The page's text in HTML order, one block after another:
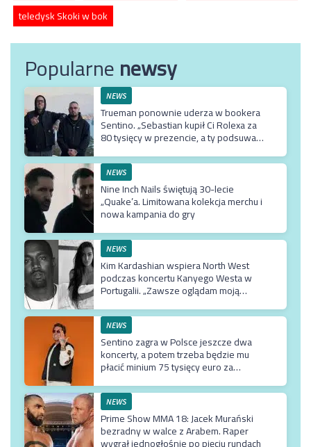
teledysk Skoki w bok
Popularnenewsy
NEWS
Trueman ponownie uderza w bookera
Sentino. „Sebastian kupił Ci Rolexa za
80 tysięcy w prezencie, a ty podsuwasz
NEWS
Nine Inch Nails świętują 30-lecie
„Quake’a. Limitowana kolekcja merchu i
nowa kampania do gry
NEWS
Kim Kardashian wspiera North West
podczas koncertu Kanyego Westa w
Portugalii. „Zawsze oglądam moją
NEWS
Sentino zagra w Polsce jeszcze dwa
koncerty, a potem trzeba będzie mu
płacić minium 75 tysięcy euro za
NEWS
Prime Show MMA 18: Jacek Murański
bezradny w walce z Arabem. Raper